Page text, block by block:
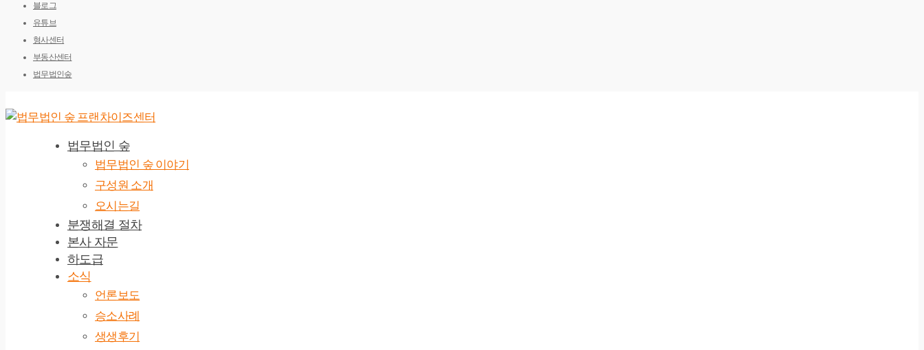
블로그
유튜브
형사센터
부동산센터
법무법인숲
법무법인 숲
법무법인 숲 이야기
구성원 소개
오시는길
분쟁해결 절차
본사 자문
하도급
소식
언론보도
승소사례
생생후기